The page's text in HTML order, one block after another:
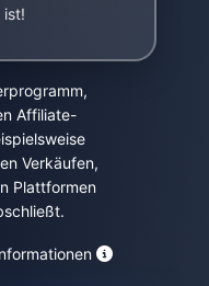
Affiliate-
Verkäufen,
Plattformen